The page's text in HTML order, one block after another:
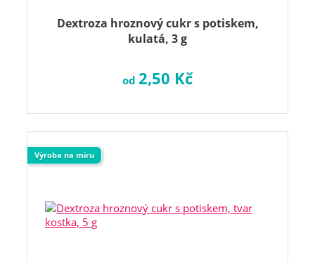
Dextroza hroznový cukr s potiskem,
kulatá, 3 g
od 2,50 Kč
Výroba na míru